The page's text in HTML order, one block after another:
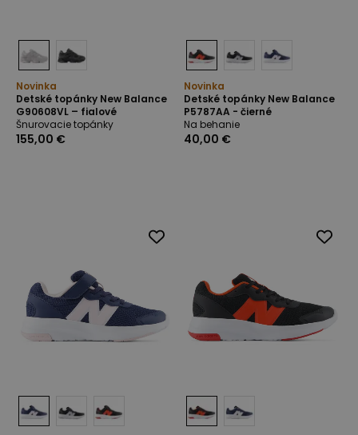
Novinka
Detské topánky New Balance
G90608VL – fialové
Šnurovacie topánky
155,00 €
Novinka
Detské topánky New Balance
P5787AA - čierné
Na behanie
40,00 €